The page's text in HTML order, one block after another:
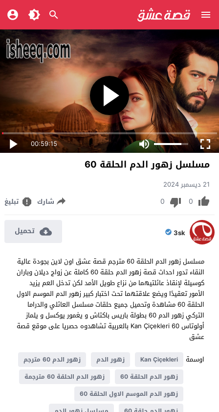
00:59:15
مسلسل زهور الدم الحلقة 60
21 ديسمبر 2024
0
0 شارك تبليغ
3sk تحميل
مسلسل زهور الدم الحلقة 60 مترجم قصة عشق اون لاين بجودة عالية
النقاء تدور احداث قصة زهور الدم حلقة 60 كاملة عن زواج ديلان وباران
كوسيلة لإنقاذ عائلتيهما من نزاع طويل الأمد لكن تدخل العم يزيد
الأمور تعقيدًا ويضع علاقتهما تحت اختبار كبير زهور الدم الموسم الاول
الحلقة 60 مشاهدة وتحميل جميع حلقات مسلسل العائلي والدراما
التركي زهور الدم 60 بطولة باريس باكتاش و يغمور يوكسل و يلماز
أولوتاس Kan Çiçekleri 60 بالعربية تشاهدوه حصريا على موقع قصة
عشق
اوسمة
Kan Çiçekleri زهور الدم
زهور الدم 60 مترجم
زهور الدم الحلقة 60
زهور الدم الحلقة 60 مترجمة
زهور الدم الموسم الاول الحلقة 60